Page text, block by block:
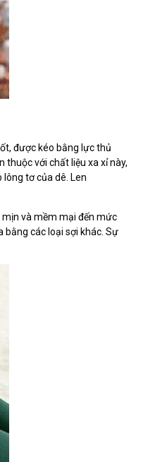
được kéo bằng lực thủ
thuộc với chất liệu xa xỉ này,
tơ của dê. Len
và mềm mại đến mức
các loại sợi khác. Sự